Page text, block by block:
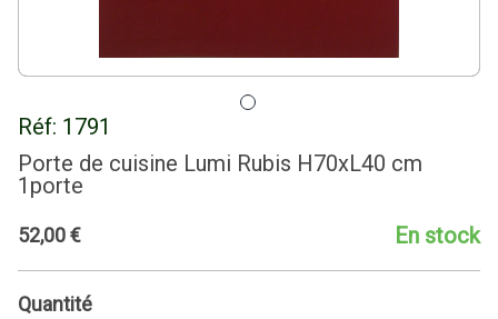
Réf: 1791
Porte de cuisine Lumi Rubis H70xL40 cm
1porte
52,00€ En stock
Quantité